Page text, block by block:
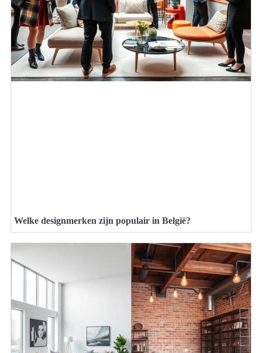
Welke designmerken zijn populair in België?